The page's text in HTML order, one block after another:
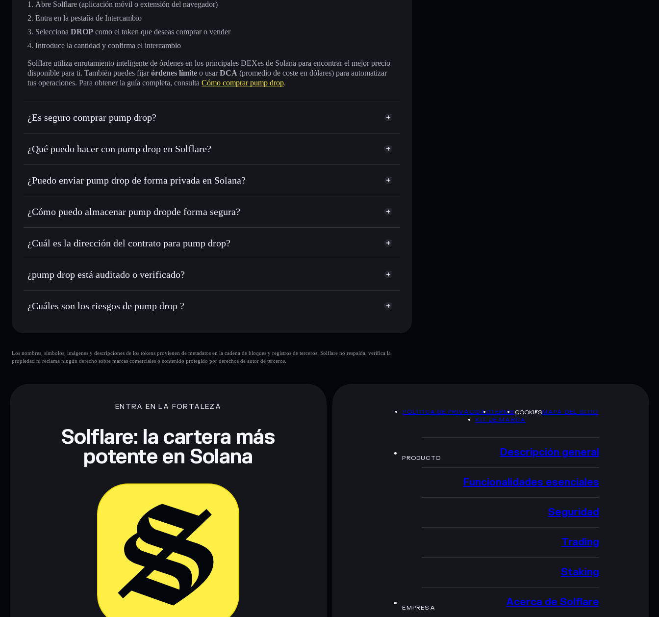
Abre Solflare (aplicación móvil o extensión del navegador)
Entra en la pestaña de Intercambio
Selecciona DROP como el token que deseas comprar o vender
Introduce la cantidad y confirma el intercambio
Solflare utiliza enrutamiento inteligente de órdenes en los principales DEXes de Solana para encontrar el mejor precio
disponible para ti. También puedes fijarórdenes límite o usarDCA (promedio de coste en dólares) para automatizar
tus operaciones. Para obtener la guía completa, consulta Cómo comprar pump drop.
¿Es seguro comprar pump drop?
pump drop no está verificado
¿Qué puedo hacer con pump drop en Solflare?
pump drop
cartera de Solflare
Intercambiar al instante: operar con DROP para SOL, USDC o miles de otros tokens de Solana con enrutamiento
Utilizar DCA: promedio de coste en dólares en DROP a lo largo del tiempo
Enviar de forma privada: transferir DROP sin vincular públicamente las carteras usando el agregador de
privacidad integrado de Solflare
Holdear de forma segura: almacenar DROP en una cartera sin custodia donde tú controla tus claves privadas
¿Puedo enviar pump drop de forma privada en Solana?
agregador de privacidad
¿Cómo puedo almacenar pump dropde forma segura?
pump drop cartera sin custodia Solflare
¿Cuál es la dirección del contrato para pump drop?
pump drop
Detj3tp3tZ5harrnc4CW9YjAZkfLKVtAfEtupez6pump
¿pump drop está auditado o verificado?
pump drop no está verificado actualmente
¿Cuáles son los riesgos de pump drop ?
carteras
pump drop
sola cartera
Los nombres, símbolos, imágenes y descripciones de los tokens provienen de metadatos en la cadena de bloques y registros de terceros. Solflare no respalda, verifica la
propiedad ni reclama ningún derecho sobre marcas comerciales o contenido protegido por derechos de autor de terceros.
ENTRA EN LA FORTALEZA
Solflare: la cartera más
potente en Solana
POLÍTICA DE PRIVACIDADTERMSCOOKIESMAPA DEL SITIO
KIT DE MARCA
PRODUCTO Descripción general
Funcionalidades esenciales
Seguridad
Trading
Staking
EMPRESA Acerca de Solflare